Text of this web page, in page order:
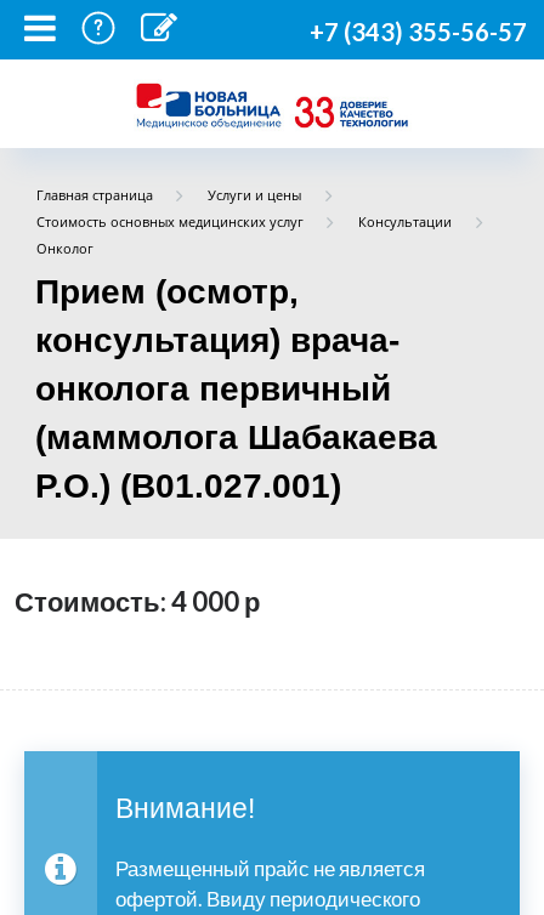
+7 (343) 355-56-57
Главная страница
Услуги и цены
Стоимость основных медицинских услуг
Консультации
Онколог
Прием (осмотр,
консультация) врача-
онколога первичный
(маммолога Шабакаева
Р.О.) (B01.027.001)
Стоимость: 4 000р
Внимание!
Размещенный прайс не является
офертой. Ввиду периодического